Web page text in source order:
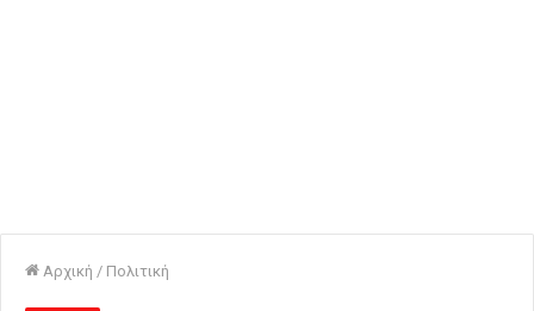
Αρχική / Πολιτική